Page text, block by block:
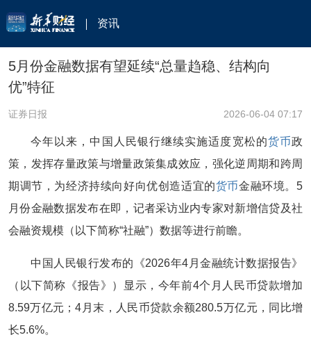
资讯
5月份金融数据有望延续“总量趋稳、结构向
优”特征
证券日报 2026-06-04 07:17
今年以来，中国人民银行继续实施适度宽松的货币政
策，发挥存量政策与增量政策集成效应，强化逆周期和跨周
期调节，为经济持续向好向优创造适宜的货币金融环境。5
月份金融数据发布在即，记者采访业内专家对新增信贷及社
会融资规模（以下简称“社融”）数据等进行前瞻。
中国人民银行发布的《2026年4月金融统计数据报告》
（以下简称《报告》）显示，今年前4个月人民币贷款增加
8.59万亿元；4月末，人民币贷款余额280.5万亿元，同比增
长5.6%。